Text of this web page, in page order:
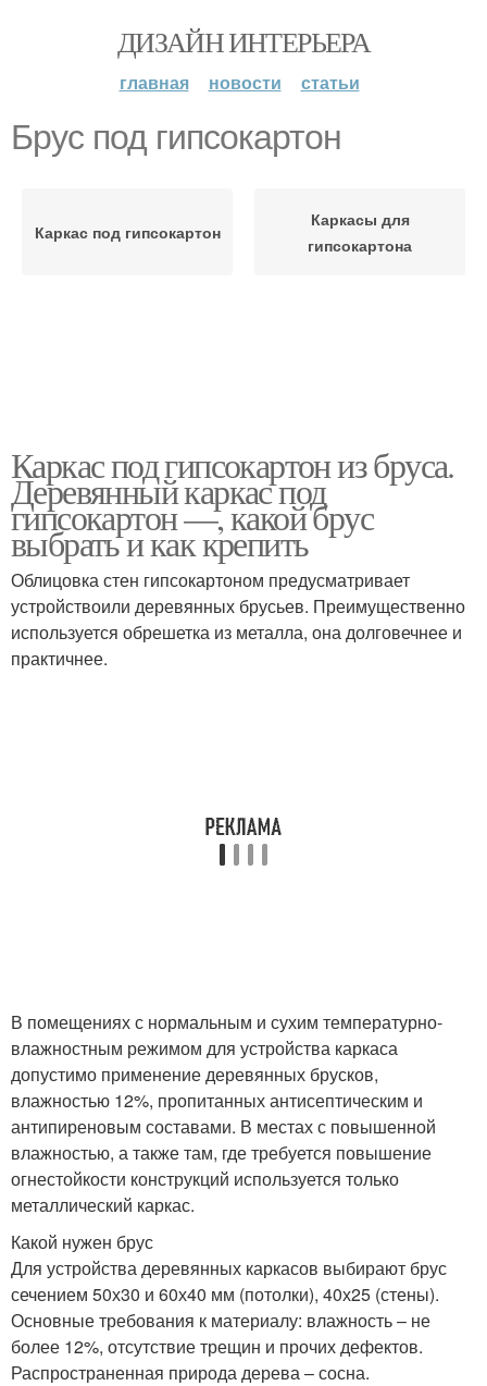
ДИЗАЙН ИНТЕРЬЕРА
главная новости статьи
Брус под гипсокартон
Каркас под гипсокартон
Каркасы для
гипсокартона
Каркас под гипсокартон из бруса.
Деревянный каркас под
гипсокартон —, какой брус
выбрать и как крепить
Облицовка стен гипсокартоном предусматривает
устройствоили деревянных брусьев. Преимущественно
используется обрешетка из металла, она долговечнее и
практичнее.
В помещениях с нормальным и сухим температурно-
влажностным режимом для устройства каркаса
допустимо применение деревянных брусков,
влажностью 12%, пропитанных антисептическим и
антипиреновым составами. В местах с повышенной
влажностью, а также там, где требуется повышение
огнестойкости конструкций используется только
металлический каркас.
Какой нужен брус
Для устройства деревянных каркасов выбирают брус
сечением 50х30 и 60х40 мм (потолки), 40х25 (стены).
Основные требования к материалу: влажность – не
более 12%, отсутствие трещин и прочих дефектов.
Распространенная природа дерева – сосна.